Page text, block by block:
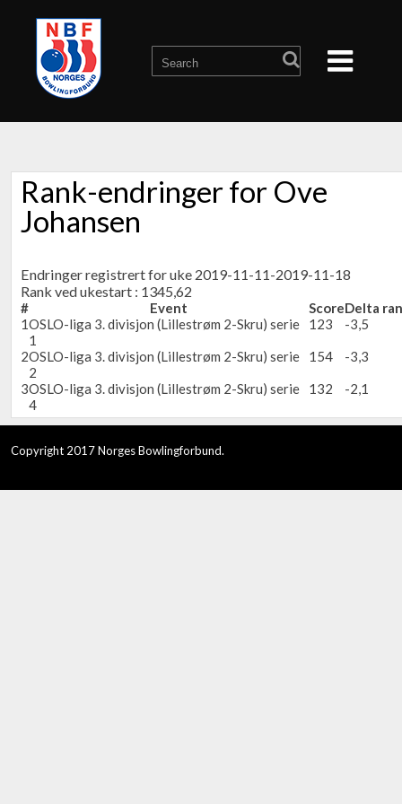
Rank-endringer for Ove
Johansen
Endringer registrert for uke 2019-11-11-2019-11-18
Rank ved ukestart : 1345,62
# Event ScoreDelta
1OSLO-liga 3. divisjon (Lillestrøm 2-Skru) serie
1
123
-3,5
2OSLO-liga 3. divisjon (Lillestrøm 2-Skru) serie
2
154
-3,3
3OSLO-liga 3. divisjon (Lillestrøm 2-Skru) serie
4
132 -2,1
Copyright 2017 Norges Bowlingforbund.